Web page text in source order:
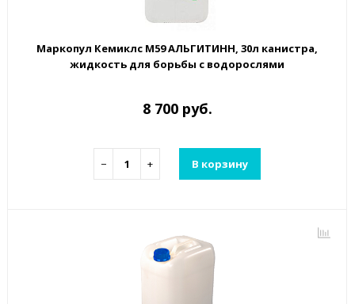
Маркопул Кемиклс М59 АЛЬГИТИНН, 30л канистра,
жидкость для борьбы с водорослями
8 700 руб.
− + В корзину